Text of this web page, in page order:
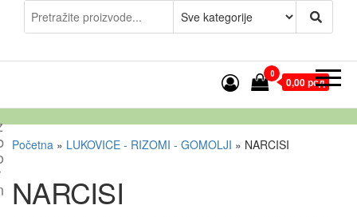
0
0,00 рсд
Početna » LUKOVICE - RIZOMI - GOMOLJI » NARCISI
NARCISI